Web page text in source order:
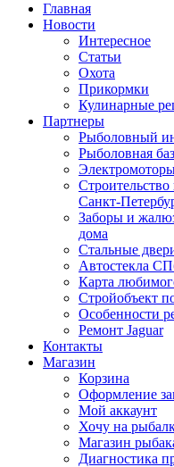
Главная
Новости
Интересное
Статьи
Охота
Прикормки
Кулинарные
Партнеры
Рыболовный
Рыболовная
Санкт-
Заборы и
дома
Стальные
Автостекла
Карта
Стройобъект
Особенности
Ремонт Jaguar
Контакты
Магазин
Корзина
Оформление
Мой аккаунт
Хочу на
Магазин
Диагностика